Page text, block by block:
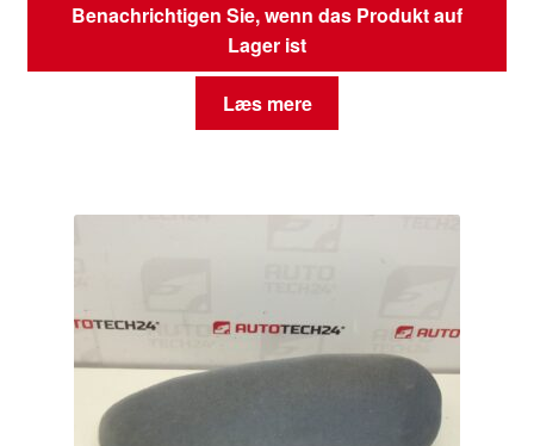
Benachrichtigen Sie, wenn das Produkt auf
Lager ist
Læs mere